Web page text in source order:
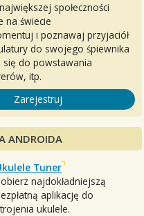
społeczności
na świecie
i poznawaj przyjaciół
do swojego śpiewnika
się do powstawania
itp.
Zarejestruj
ANDROIDA
Tuner
najdokładniejszą
aplikację do
ukulele.